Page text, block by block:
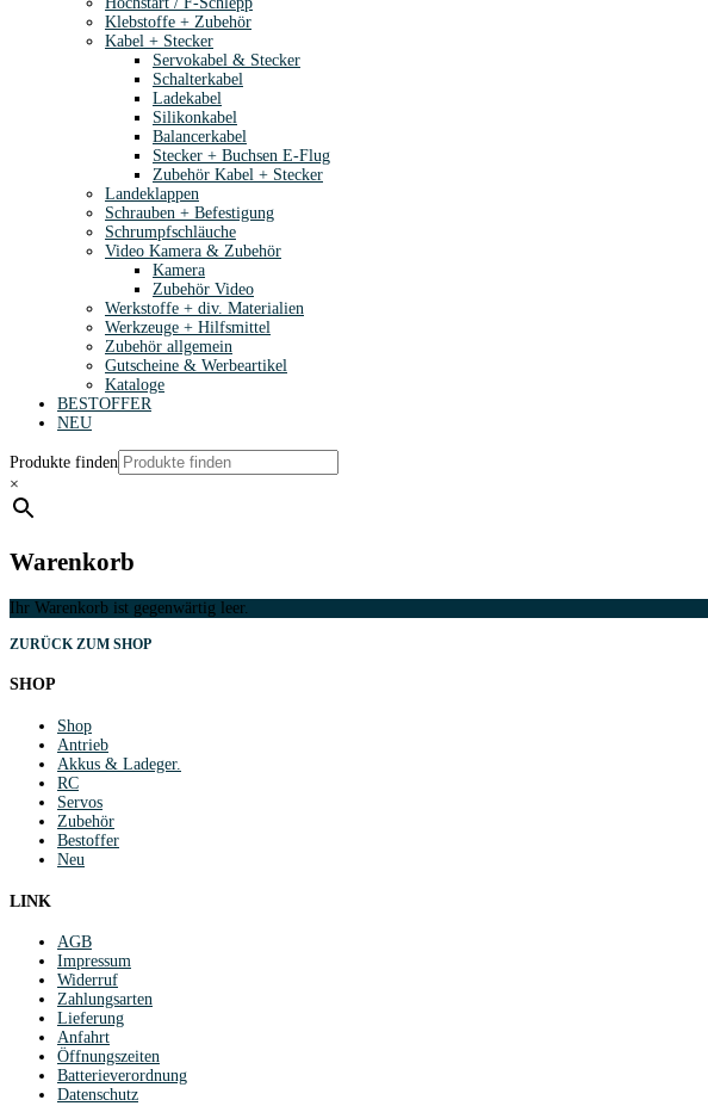
Klebstoffe + Zubehör
Kabel + Stecker
Servokabel & Stecker
Schalterkabel
Ladekabel
Silikonkabel
Balancerkabel
Stecker + Buchsen E-Flug
Zubehör Kabel + Stecker
Landeklappen
Schrauben + Befestigung
Schrumpfschläuche
Video Kamera & Zubehör
Kamera
Zubehör Video
Werkstoffe + div. Materialien
Werkzeuge + Hilfsmittel
Zubehör allgemein
Gutscheine & Werbeartikel
Kataloge
BESTOFFER
NEU
Produkte finden
×
Warenkorb
Ihr Warenkorb ist gegenwärtig leer.
ZURÜCK ZUM SHOP
SHOP
Shop
Antrieb
Akkus & Ladeger.
RC
Servos
Zubehör
Bestoffer
Neu
LINK
AGB
Impressum
Widerruf
Zahlungsarten
Lieferung
Anfahrt
Öffnungszeiten
Batterieverordnung
Datenschutz